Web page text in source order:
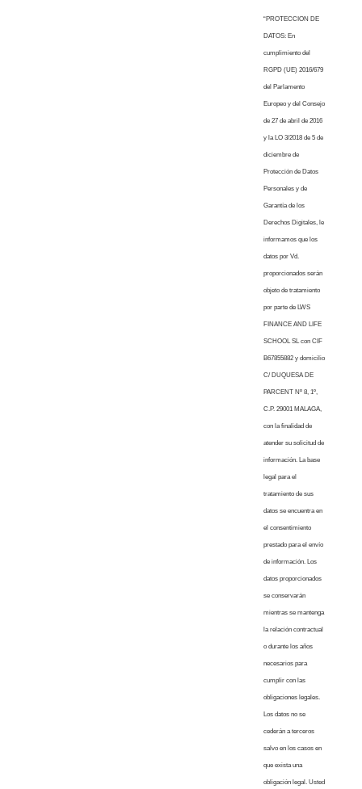
“PROTECCION DE
DATOS: En
cumplimiento del
RGPD (UE) 2016/679
del Parlamento
Europeo y del Consejo
de 27 de abril de 2016
y la LO 3/2018 de 5 de
diciembre de
Protección de Datos
Personales y de
Garantía de los
Derechos Digitales, le
informamos que los
datos por Vd.
proporcionados serán
objeto de tratamiento
por parte de LWS
FINANCE AND LIFE
SCHOOL SL con CIF
B67855882 y domicilio
C/ DUQUESA DE
PARCENT Nº 8, 1º,
C.P. 29001 MALAGA,
con la finalidad de
atender su solicitud de
información. La base
legal para el
tratamiento de sus
datos se encuentra en
el consentimiento
prestado para el envío
de información. Los
datos proporcionados
se conservarán
mientras se mantenga
la relación contractual
o durante los años
necesarios para
cumplir con las
obligaciones legales.
Los datos no se
cederán a terceros
salvo en los casos en
que exista una
obligación legal. Usted